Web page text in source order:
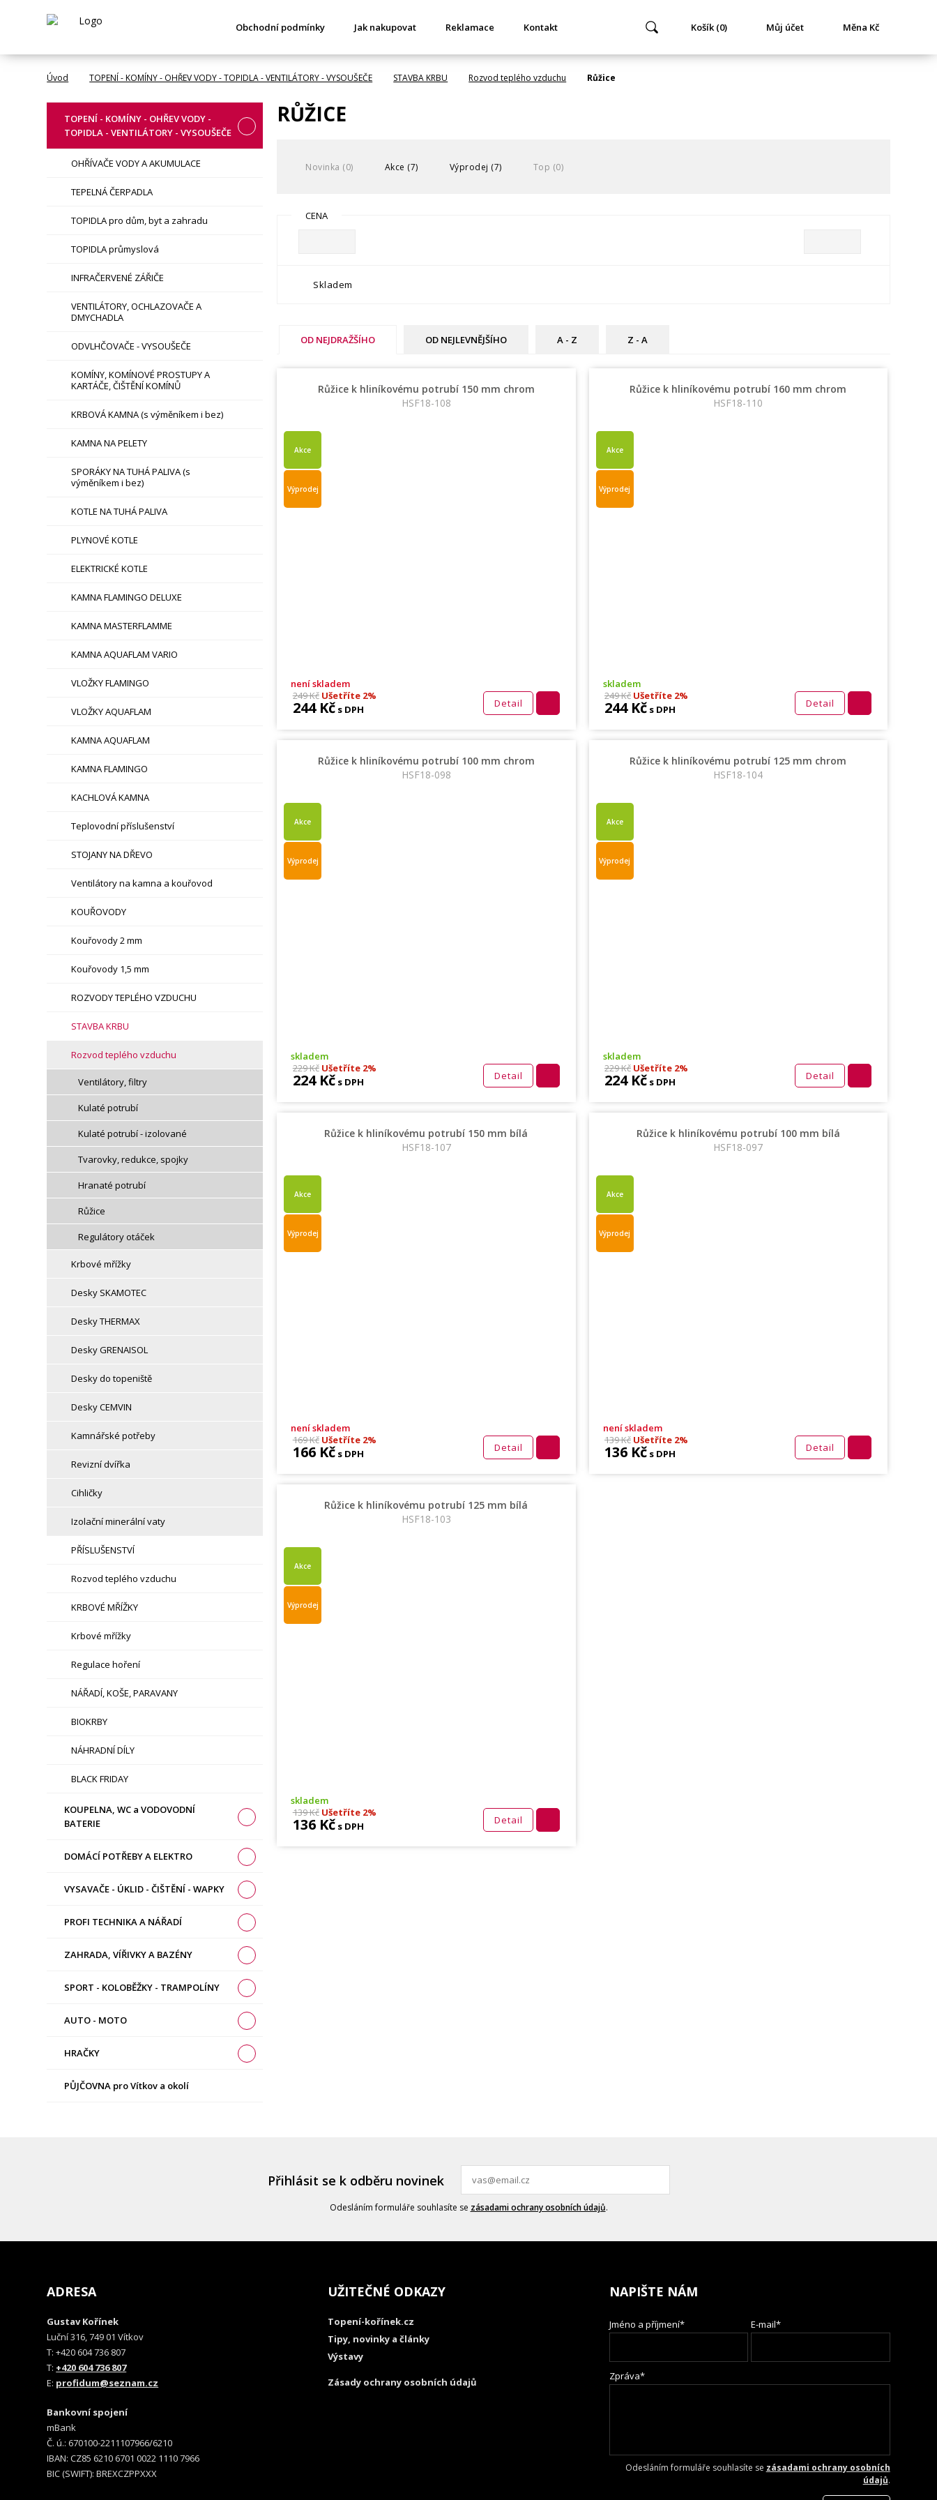
Obchodní podmínky Jak nakupovat Reklamace Kontakt Košík (0) Můj účet Měna Kč
Úvod TOPENÍ - KOMÍNY - OHŘEV VODY - TOPIDLA - VENTILÁTORY - VYSOUŠEČE STAVBA KRBU Rozvod teplého vzduchu Růžice
TOPENÍ - KOMÍNY - OHŘEV VODY -
TOPIDLA - VENTILÁTORY - VYSOUŠEČE
OHŘÍVAČE VODY A AKUMULACE
TEPELNÁ ČERPADLA
TOPIDLA pro dům, byt a zahradu
TOPIDLA průmyslová
INFRAČERVENÉ ZÁŘIČE
VENTILÁTORY, OCHLAZOVAČE A
DMYCHADLA
ODVLHČOVAČE - VYSOUŠEČE
KOMÍNY, KOMÍNOVÉ PROSTUPY A
KARTÁČE, ČIŠTĚNÍ KOMÍNŮ
KRBOVÁ KAMNA (s výměníkem i bez)
KAMNA NA PELETY
SPORÁKY NA TUHÁ PALIVA (s
výměníkem i bez)
KOTLE NA TUHÁ PALIVA
PLYNOVÉ KOTLE
ELEKTRICKÉ KOTLE
KAMNA FLAMINGO DELUXE
KAMNA MASTERFLAMME
KAMNA AQUAFLAM VARIO
VLOŽKY FLAMINGO
VLOŽKY AQUAFLAM
KAMNA AQUAFLAM
KAMNA FLAMINGO
KACHLOVÁ KAMNA
Teplovodní příslušenství
STOJANY NA DŘEVO
Ventilátory na kamna a kouřovod
KOUŘOVODY
Kouřovody 2 mm
Kouřovody 1,5 mm
ROZVODY TEPLÉHO VZDUCHU
STAVBA KRBU
Rozvod teplého vzduchu
Ventilátory, filtry
Kulaté potrubí
Kulaté potrubí - izolované
Tvarovky, redukce, spojky
Hranaté potrubí
Růžice
Regulátory otáček
Krbové mřížky
Desky SKAMOTEC
Desky THERMAX
Desky GRENAISOL
Desky do topeniště
Desky CEMVIN
Kamnářské potřeby
Revizní dvířka
Cihličky
Izolační minerální vaty
PŘÍSLUŠENSTVÍ
Rozvod teplého vzduchu
KRBOVÉ MŘÍŽKY
Krbové mřížky
Regulace hoření
NÁŘADÍ, KOŠE, PARAVANY
BIOKRBY
NÁHRADNÍ DÍLY
BLACK FRIDAY
KOUPELNA, WC a VODOVODNÍ
BATERIE
DOMÁCÍ POTŘEBY A ELEKTRO
VYSAVAČE - ÚKLID - ČIŠTĚNÍ - WAPKY
PROFI TECHNIKA A NÁŘADÍ
ZAHRADA, VÍŘIVKY A BAZÉNY
SPORT - KOLOBĚŽKY - TRAMPOLÍNY
AUTO - MOTO
HRAČKY
PŮJČOVNA pro Vítkov a okolí
RŮŽICE
Novinka (0) Akce (7) Výprodej (7) Top (0)
CENA
Skladem
OD NEJDRAŽŠÍHO OD NEJLEVNĚJŠÍHO A - Z Z - A
Růžice k hliníkovému potrubí 150 mm chrom
HSF18-108
Akce
Výprodej
není skladem
249 KčUšetříte 2%
244 Kčs DPH Detail
Růžice k hliníkovému potrubí 160 mm chrom
HSF18-110
Akce
Výprodej
skladem
249 Kč Ušetříte 2%
244 Kč s DPH Detail
Růžice k hliníkovému potrubí 100 mm chrom
HSF18-098
Akce
Výprodej
skladem
229 KčUšetříte 2%
224 Kčs DPH Detail
Růžice k hliníkovému potrubí 125 mm chrom
HSF18-104
Akce
Výprodej
skladem
229 Kč Ušetříte 2%
224 Kč s DPH Detail
Růžice k hliníkovému potrubí 150 mm bílá
HSF18-107
Akce
Výprodej
není skladem
169 KčUšetříte 2%
166 Kčs DPH Detail
Růžice k hliníkovému potrubí 100 mm bílá
HSF18-097
Akce
Výprodej
není skladem
139 Kč Ušetříte 2%
136 Kč s DPH Detail
Růžice k hliníkovému potrubí 125 mm bílá
HSF18-103
Akce
Výprodej
skladem
139 KčUšetříte 2%
136 Kčs DPH Detail
Přihlásit se k odběru novinek
Odesláním formuláře souhlasíte se zásadami ochrany osobních údajů.
ADRESA
Gustav Kořínek
Luční 316, 749 01 Vítkov
T: +420 604 736 807
T: +420 604 736 807
E: profidum@seznam.cz
Bankovní spojení
mBank
Č. ú.: 670100-2211107966/6210
IBAN: CZ85 6210 6701 0022 1110 7966
BIC (SWIFT): BREXCZPPXXX
UŽITEČNÉ ODKAZY
Topení-kořínek.cz
Tipy, novinky a články
Výstavy
Zásady ochrany osobních údajů
NAPIŠTE NÁM
Jméno a příjmení* E-mail*
Zpráva*
Odesláním formuláře souhlasíte se zásadami ochrany osobních
údajů.